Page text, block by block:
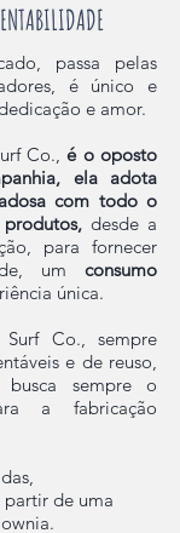
passa pelas
é único e
e amor.
Co.,é o oposto
ela adota
com todo o
desde a
para fornecer
um consumo
única.
Co., sempre
e de reuso,
sempre o
a fabricação
de uma